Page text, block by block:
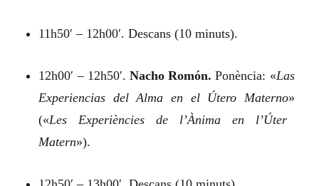
11h50′ – 12h00′. Descans (10 minuts).
12h00′ – 12h50′. Nacho Romón. Ponència: «Las
Experiencias del Alma en el Útero Materno»
(«Les Experiències de l’Ànima en l’Úter
Matern»).